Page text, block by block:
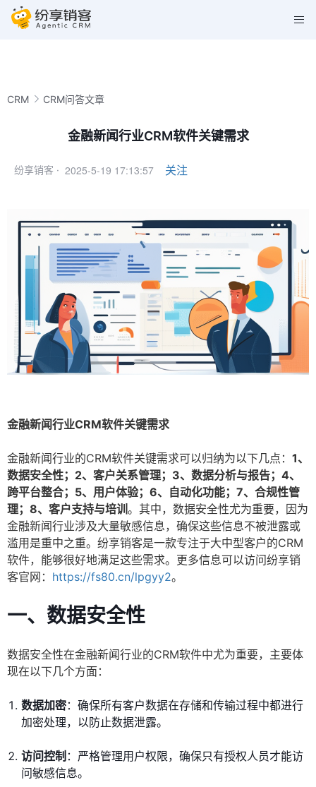
CRM CRM问答文章
金融新闻行业CRM软件关键需求
纷享销客 · 2025-5-19 17:13:57 关注
金融新闻行业CRM软件关键需求
金融新闻行业的CRM软件关键需求可以归纳为以下几点： 1、
数据安全性；2、客户关系管理；3、数据分析与报告；4、
跨平台整合；5、用户体验；6、自动化功能；7、合规性管
理；8、客户支持与培训 。其中，数据安全性尤为重要，因为
金融新闻行业涉及大量敏感信息，确保这些信息不被泄露或
滥用是重中之重。纷享销客是一款专注于大中型客户的CRM
软件，能够很好地满足这些需求。更多信息可以访问纷享销
客官网： https://fs80.cn/lpgyy2。
一、数据安全性
数据安全性在金融新闻行业的CRM软件中尤为重要，主要体
现在以下几个方面：
数据加密：确保所有客户数据在存储和传输过程中都进行
加密处理，以防止数据泄露。
访问控制 ：严格管理用户权限，确保只有授权人员才能访
问敏感信息。